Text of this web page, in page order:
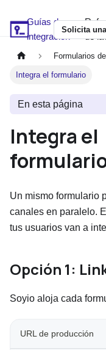
Soyio Docs
Guías de
integración
de la
Solicita
Formularios
Integra el formulario
En esta página
Integra el
Un mismo formulario
canales en paralelo.
tus usuarios van a
Opción 1:
Soyio aloja cada
URL de producción